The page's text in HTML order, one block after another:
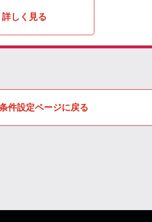
詳しく見る
件設定ページに戻る